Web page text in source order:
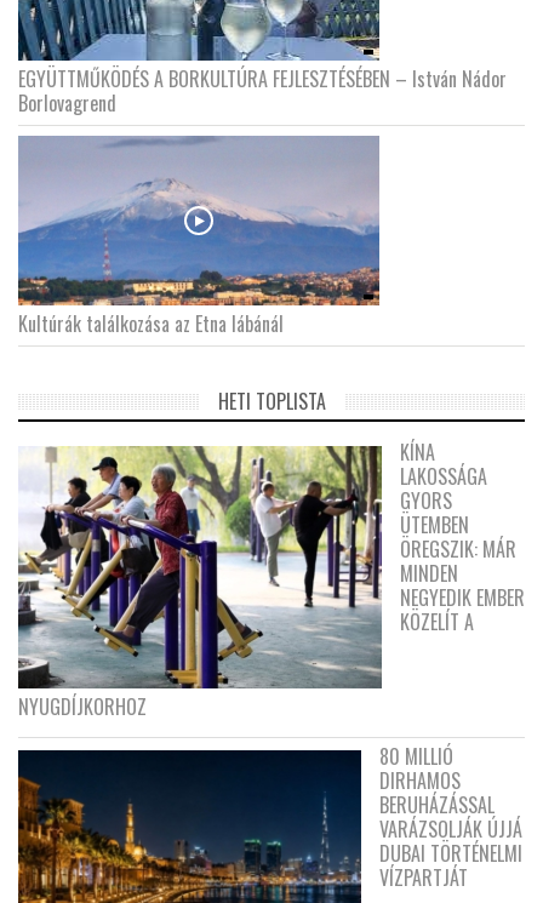
EGYÜTTMŰKÖDÉS A BORKULTÚRA FEJLESZTÉSÉBEN – István Nádor
Borlovagrend
Kultúrák találkozása az Etna lábánál
HETI TOPLISTA
KÍNA
LAKOSSÁGA
GYORS
ÜTEMBEN
ÖREGSZIK: MÁR
MINDEN
NEGYEDIK EMBER
KÖZELÍT A
NYUGDÍJKORHOZ
80 MILLIÓ
DIRHAMOS
BERUHÁZÁSSAL
VARÁZSOLJÁK ÚJJÁ
DUBAI TÖRTÉNELMI
VÍZPARTJÁT